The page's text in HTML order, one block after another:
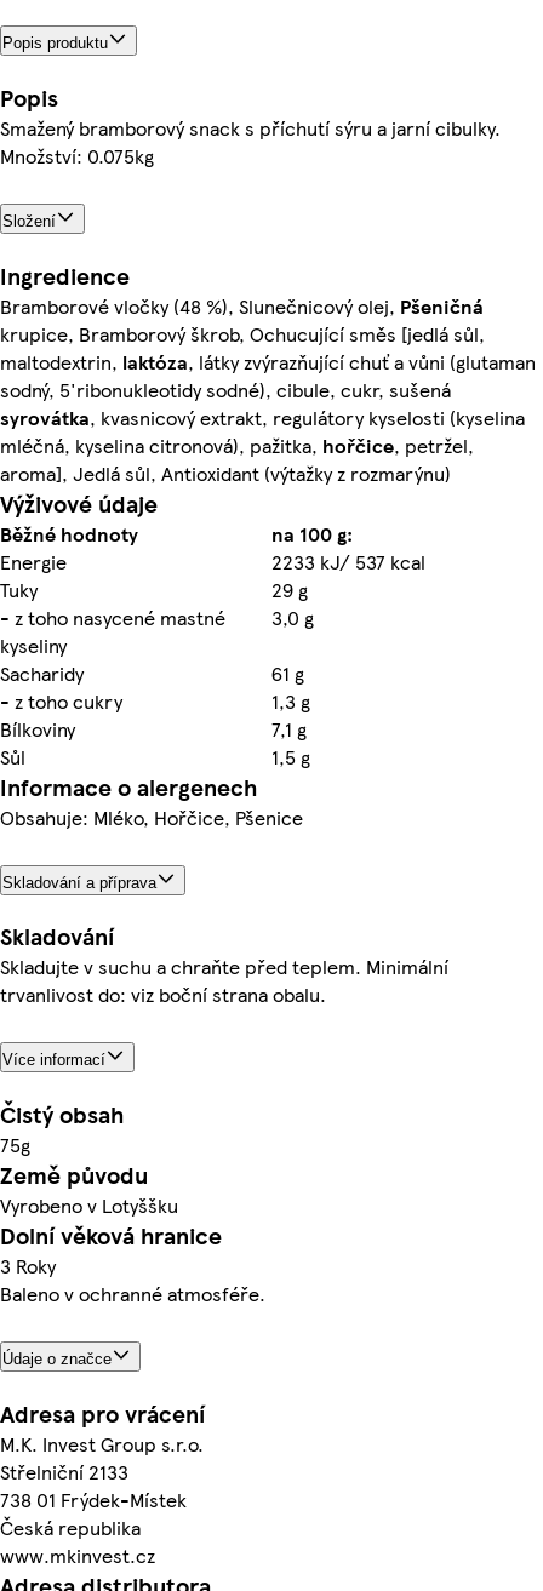
Popis produktu
Popis
Smažený bramborový snack s příchutí sýru a jarní cibulky.
Množství: 0.075kg
Složení
Ingredience
Bramborové vločky (48 %), Slunečnicový olej, Pšeničná
krupice, Bramborový škrob, Ochucující směs [jedlá sůl,
maltodextrin, laktóza, látky zvýrazňující chuť a vůni (glutaman
sodný, 5'ribonukleotidy sodné), cibule, cukr, sušená
syrovátka, kvasnicový extrakt, regulátory kyselosti (kyselina
mléčná, kyselina citronová), pažitka, hořčice, petržel,
aroma], Jedlá sůl, Antioxidant (výtažky z rozmarýnu)
Výživové údaje
Běžné hodnoty
na 100 g:
Energie
2233 kJ/ 537 kcal
Tuky
29 g
- z toho nasycené mastné
kyseliny
3,0 g
Sacharidy
61 g
- z toho cukry
1,3 g
Bílkoviny
7,1 g
Sůl
1,5 g
Informace o alergenech
Obsahuje: Mléko, Hořčice, Pšenice
Skladování a příprava
Skladování
Skladujte v suchu a chraňte před teplem. Minimální
trvanlivost do: viz boční strana obalu.
Více informací
Čistý obsah
75g
Země původu
Vyrobeno v Lotyššku
Dolní věková hranice
3 Roky
Baleno v ochranné atmosféře.
Údaje o značce
Adresa pro vrácení
M.K. Invest Group s.r.o.
Střelniční 2133
738 01 Frýdek-Místek
Česká republika
www.mkinvest.cz